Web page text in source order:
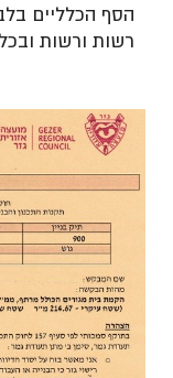
הסף הכלליים
רשות ורשות